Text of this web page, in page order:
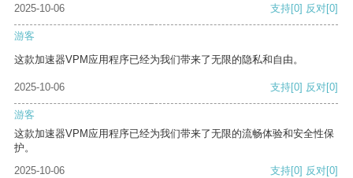
2025-10-06
支持[0] 反对[0]
游客
这款加速器VPM应用程序已经为我们带来了无限的隐私和自由。
2025-10-06 支持[0] 反对[0]
游客
这款加速器VPM应用程序已经为我们带来了无限的流畅体验和安全性保
护。
2025-10-06
支持[0] 反对[0]